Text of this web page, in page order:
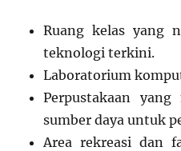
Ruang kelas yang
teknologi terkini.
Laboratorium
Perpustakaan yang
sumber daya untuk
Area rekreasi dan